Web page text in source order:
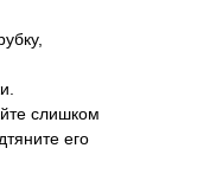
слишком
его